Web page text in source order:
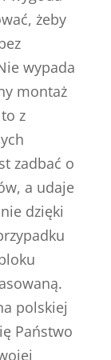
żeby
wypada
montaż
z
zadbać o
a udaje
dzięki
polskiej
Państwo